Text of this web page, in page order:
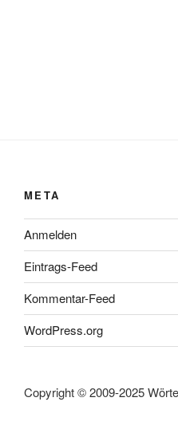
META
Anmelden
Eintrags-Feed
Kommentar-Feed
WordPress.org
Copyright © 2009-2025